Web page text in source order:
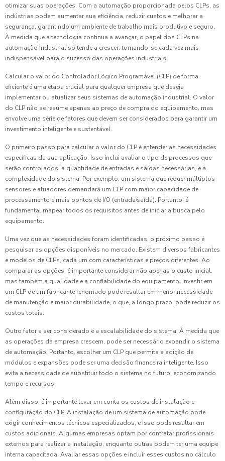
otimizar suas operações. Com a automação proporcionada pelos CLPs, as
indústrias podem aumentar sua eficiência, reduzir custos e melhorar a
segurança, garantindo um ambiente de trabalho mais produtivo e seguro.
À medida que a tecnologia continua a avançar, o papel dos CLPs na
automação industrial só tende a crescer, tornando-se cada vez mais
indispensável para o sucesso das operações industriais.
Calcular o valor do Controlador Lógico Programável (CLP) de forma
eficiente é uma etapa crucial para qualquer empresa que deseja
implementar ou atualizar seus sistemas de automação industrial. O valor
do CLP não se resume apenas ao preço de compra do equipamento, mas
envolve uma série de fatores que devem ser considerados para garantir um
investimento inteligente e sustentável.
O primeiro passo para calcular o valor do CLP é entender as necessidades
específicas da sua aplicação. Isso inclui avaliar o tipo de processos que
serão controlados, a quantidade de entradas e saídas necessárias, e a
complexidade do sistema. Por exemplo, um sistema que requer múltiplos
sensores e atuadores demandará um CLP com maior capacidade de
processamento e mais pontos de I/O (entrada/saída). Portanto, é
fundamental mapear todos os requisitos antes de iniciar a busca pelo
equipamento.
Uma vez que as necessidades foram identificadas, o próximo passo é
pesquisar as opções disponíveis no mercado. Existem diversos fabricantes
e modelos de CLPs, cada um com características e preços diferentes. Ao
comparar as opções, é importante considerar não apenas o custo inicial,
mas também a qualidade e a confiabilidade do equipamento. Investir em
um CLP de um fabricante renomado pode resultar em menor necessidade
de manutenção e maior durabilidade, o que, a longo prazo, pode reduzir os
custos totais.
Outro fator a ser considerado é a escalabilidade do sistema. À medida que
as operações da empresa crescem, pode ser necessário expandir o sistema
de automação. Portanto, escolher um CLP que permita a adição de
módulos e expansões pode ser uma decisão financeira inteligente. Isso
evita a necessidade de substituir todo o sistema no futuro, economizando
tempo e recursos.
Além disso, é importante levar em conta os custos de instalação e
configuração do CLP. A instalação de um sistema de automação pode
exigir conhecimentos técnicos especializados, e isso pode resultar em
custos adicionais. Algumas empresas optam por contratar profissionais
externos para realizar a instalação, enquanto outras podem ter uma equipe
interna capacitada. Avaliar essas opções e incluir esses custos no cálculo